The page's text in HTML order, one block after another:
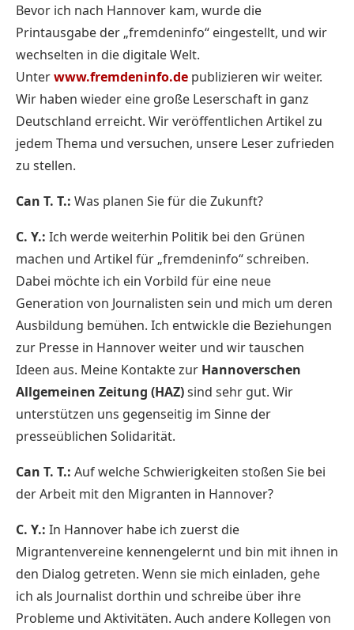
Bevor ich nach Hannover kam, wurde die
Printausgabe der „fremdeninfo“ eingestellt, und wir
wechselten in die digitale Welt.
Unterwww.fremdeninfo.de publizieren wir weiter.
Wir haben wieder eine große Leserschaft in ganz
Deutschland erreicht. Wir veröffentlichen Artikel zu
jedem Thema und versuchen, unsere Leser zufrieden
zu stellen.
Can T. T.: Was planen Sie für die Zukunft?
C. Y.: Ich werde weiterhin Politik bei den Grünen
machen und Artikel für „fremdeninfo“ schreiben.
Dabei möchte ich ein Vorbild für eine neue
Generation von Journalisten sein und mich um deren
Ausbildung bemühen. Ich entwickle die Beziehungen
zur Presse in Hannover weiter und wir tauschen
Ideen aus. Meine Kontakte zur Hannoverschen
Allgemeinen Zeitung (HAZ)sind sehr gut. Wir
unterstützen uns gegenseitig im Sinne der
presseüblichen Solidarität.
Can T. T.: Auf welche Schwierigkeiten stoßen Sie bei
der Arbeit mit den Migranten in Hannover?
C. Y.: In Hannover habe ich zuerst die
Migrantenvereine kennengelernt und bin mit ihnen in
den Dialog getreten. Wenn sie mich einladen, gehe
ich als Journalist dorthin und schreibe über ihre
Probleme und Aktivitäten. Auch andere Kollegen von